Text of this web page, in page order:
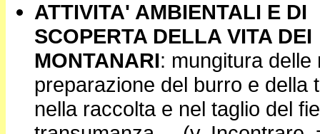
ATTIVITA' AMBIENTALI E DI
SCOPERTA DELLA VITA DEI
MONTANARI: mungitura delle
preparazione del burro e della
nella raccolta e nel taglio del